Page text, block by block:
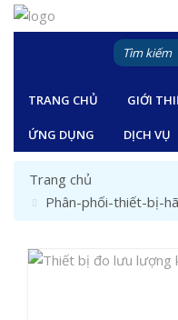
TRANG CHỦ GIỚI
ỨNG DỤNG DỊCH VỤ
Trang chủ
Phân-phối-thiết-bị-